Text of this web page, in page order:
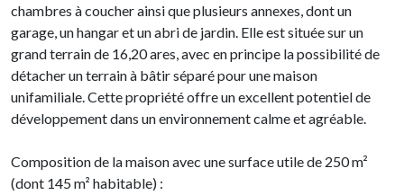
chambres à coucher ainsi que plusieurs annexes, dont un
garage, un hangar et un abri de jardin. Elle est située sur un
grand terrain de 16,20 ares, avec en principe la possibilité de
détacher un terrain à bâtir séparé pour une maison
unifamiliale. Cette propriété offre un excellent potentiel de
développement dans un environnement calme et agréable.
Composition de la maison avec une surface utile de 250 m²
(dont 145 m² habitable) :